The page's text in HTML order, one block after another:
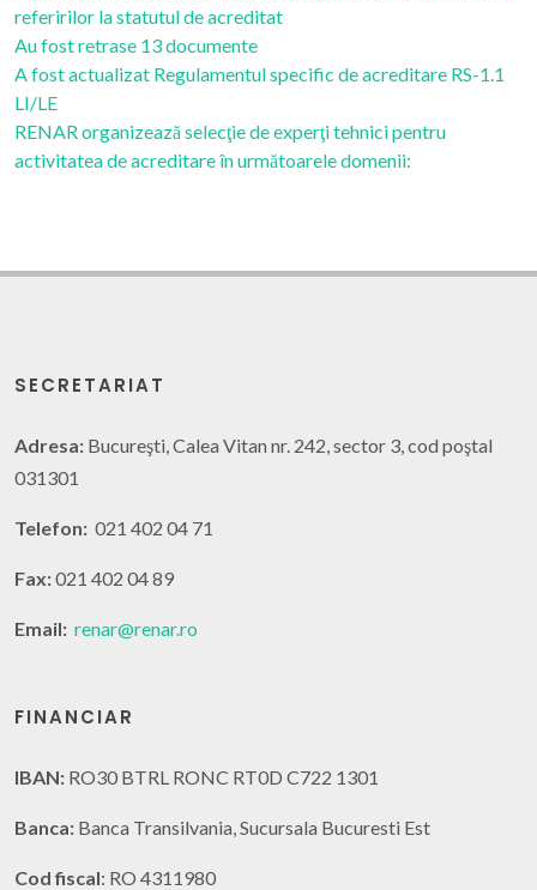
referirilor la statutul de acreditat
Au fost retrase 13 documente
A fost actualizat Regulamentul specific de acreditare RS-1.1
LI/LE
RENAR organizează selecţie de experţi tehnici pentru
activitatea de acreditare în următoarele domenii:
SECRETARIAT
Adresa: Bucureşti, Calea Vitan nr. 242, sector 3, cod poştal
031301
Telefon: 021 402 04 71
Fax:021 402 04 89
Email: renar@renar.ro
FINANCIAR
IBAN: RO30 BTRL RONC RT0D C722 1301
Banca: Banca Transilvania, Sucursala Bucuresti Est
Cod fiscal: RO 4311980